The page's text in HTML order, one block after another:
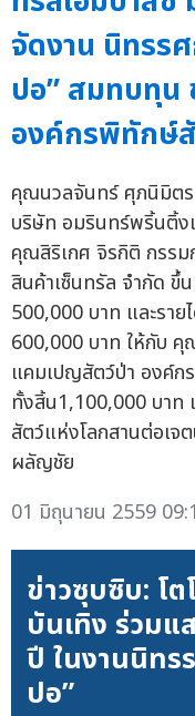
จัดงาน นิทรร
ปอ” สมทบทุน
องค์กรพิทักษ์
คุณนวลจันทร์ ศุภนิมิตร
บริษัท อมรินทร์พริ้นติ้ง
คุณสิริเกศ จิรกิติ กรร
สินค้าเซ็นทรัล จำกัด ขึ้
500,000 บาท และราย
600,000 บาท ให้กับ
แคมเปญสัตว์ป่า องค์ก
ทั้งสิ้น1,100,000 บาท
สัตว์แห่งโลกสานต่อเ
ผลัญชัย
01 มิถุนายน 2559
ข่าวซุบซิบ: โ
บันเทิง ร่วม
ปี ในงานนิทร
ปอ”